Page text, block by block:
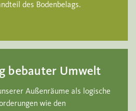
des Bodenbelags.
bebauter Umwelt
Außenräume als logische
wie den